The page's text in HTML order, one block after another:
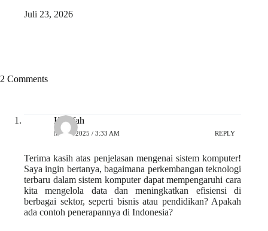
Juli 23, 2026
2 Comments
Hanifah
MEI 2, 2025 / 3:33 AM REPLY
Terima kasih atas penjelasan mengenai sistem komputer!
Saya ingin bertanya, bagaimana perkembangan teknologi
terbaru dalam sistem komputer dapat mempengaruhi cara
kita mengelola data dan meningkatkan efisiensi di
berbagai sektor, seperti bisnis atau pendidikan? Apakah
ada contoh penerapannya di Indonesia?